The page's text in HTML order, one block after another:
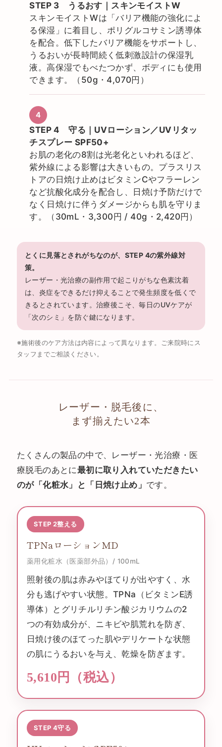
STEP 3 うるおす｜スキンモイストW
スキンモイストWは「バリア機能の強化によ
る保湿」に着目し、ポリグルコサミン誘導体
を配合。低下したバリア機能をサポートし、
うるおいが長時間続く低刺激設計の保湿乳
液。高保湿でもべたつかず、ボディにも使用
できます。（50g・4,070円）
STEP 4 守る｜UVローション／UVリタッ
チスプレー SPF50+
お肌の老化の8割は光老化といわれるほど、
紫外線による影響は大きいもの。プラスリス
トアの日焼け止めはビタミンCやフラーレン
など抗酸化成分を配合し、日焼け予防だけで
なく日焼けに伴うダメージからも肌を守りま
す。（30mL・3,300円 / 40g・2,420円）
とくに見落とされがちなのが、STEP 4の紫外線対
策。
レーザー・光治療の副作用で起こりがちな色素沈着
は、炎症をできるだけ抑えることで発生頻度を低くで
きるとされています。治療後こそ、毎日のUVケアが
「次のシミ」を防ぐ鍵になります。
※施術後のケア方法は内容によって異なります。ご来院時にス
タッフまでご相談ください。
レーザー・脱毛後に、
まず揃えたい2本
たくさんの製品の中で、レーザー・光治療・医
療脱毛のあとに最初に取り入れていただきたい
のが「化粧水」と「日焼け止め」 です。
STEP 2整える
TPNaローションMD
薬用化粧水（医薬部外品）/ 100mL
照射後の肌は赤みやほてりが出やすく、水
分も逃げやすい状態。TPNa（ビタミンE誘
導体）とグリチルリチン酸ジカリウムの2
つの有効成分が、ニキビや肌荒れを防ぎ、
日焼け後のほてった肌やデリケートな状態
の肌にうるおいを与え、乾燥を防ぎます。
5,610円（税込）
STEP 4守る